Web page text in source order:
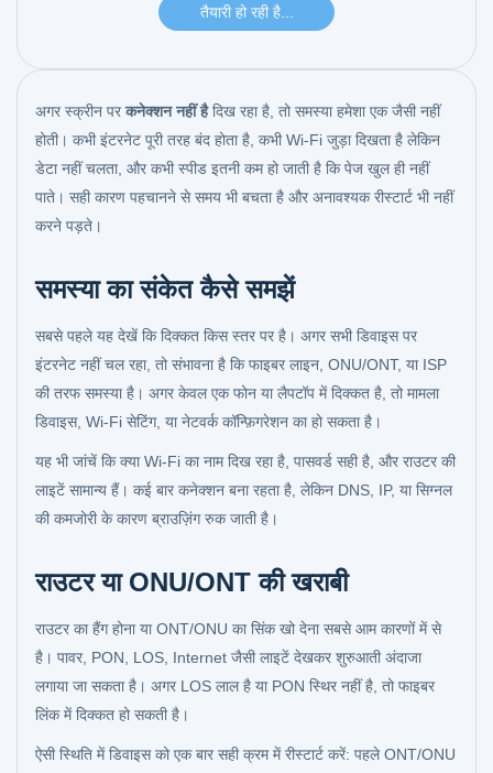
अगर स्क्रीन परकनेक्शन नहीं हैदिख रहा है, तो समस्या हमेशा एक जैसी नहीं
होती। कभी इंटरनेट पूरी तरह बंद होता है, कभी Wi‑Fi जुड़ा दिखता है लेकिन
डेटा नहीं चलता, और कभी स्पीड इतनी कम हो जाती है कि पेज खुल ही नहीं
पाते। सही कारण पहचानने से समय भी बचता है और अनावश्यक रीस्टार्ट भी नहीं
करने पड़ते।
समस्या का संकेत कैसे समझें
सबसे पहले यह देखें कि दिक्कत किस स्तर पर है। अगर सभी डिवाइस पर
इंटरनेट नहीं चल रहा, तो संभावना है कि फाइबर लाइन, ONU/ONT, या ISP
की तरफ समस्या है। अगर केवल एक फोन या लैपटॉप में दिक्कत है, तो मामला
डिवाइस, Wi‑Fi सेटिंग, या नेटवर्क कॉन्फ़िगरेशन का हो सकता है।
यह भी जांचें कि क्या Wi‑Fi का नाम दिख रहा है, पासवर्ड सही है, और राउटर की
लाइटें सामान्य हैं। कई बार कनेक्शन बना रहता है, लेकिन DNS, IP, या सिग्नल
की कमजोरी के कारण ब्राउज़िंग रुक जाती है।
राउटर या ONU/ONT की खराबी
राउटर का हैंग होना या ONT/ONU का सिंक खो देना सबसे आम कारणों में से
है। पावर, PON, LOS, Internet जैसी लाइटें देखकर शुरुआती अंदाजा
लगाया जा सकता है। अगर LOS लाल है या PON स्थिर नहीं है, तो फाइबर
लिंक में दिक्कत हो सकती है।
ऐसी स्थिति में डिवाइस को एक बार सही क्रम में रीस्टार्ट करें: पहले ONT/ONU